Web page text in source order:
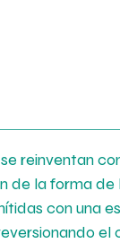
reinventan
de la forma
con una
el